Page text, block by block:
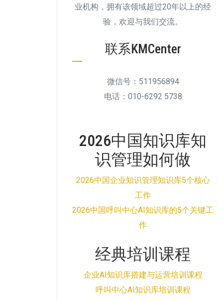
业机构，拥有该领域超过20年以上的经
验，欢迎与我们交流。
联系KMCenter
微信号：511956894
电话：010-6292 5738
2026中国知识库知
识管理如何做
2026中国企业知识管理知识库5个核心
工作
2026中国呼叫中心AI知识库的5个关键工
作
经典培训课程
企业AI知识库搭建与运营培训课程
呼叫中心AI知识库培训课程